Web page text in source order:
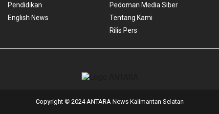
Pendidikan
English News
Pedoman Media Siber
Tentang Kami
Rilis Pers
Copyright © 2024 ANTARA News Kalimantan Selatan